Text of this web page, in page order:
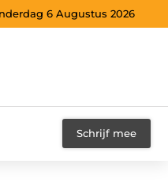
6 Augustus 2026
Schrijf mee